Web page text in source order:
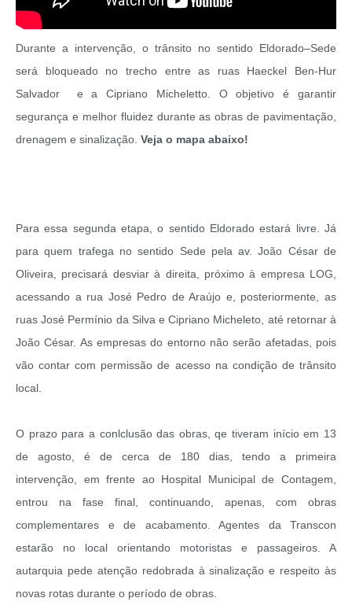
Durante a intervenção, o trânsito no sentido Eldorado–Sede
será bloqueado no trecho entre as ruas Haeckel Ben-Hur
Salvador e a Cipriano Micheletto. O objetivo é garantir
segurança e melhor fluidez durante as obras de pavimentação,
drenagem e sinalização. Veja o mapa abaixo!
Para essa segunda etapa, o sentido Eldorado estará livre. Já
para quem trafega no sentido Sede pela av. João César de
Oliveira, precisará desviar à direita, próximo à empresa LOG,
acessando a rua José Pedro de Araújo e, posteriormente, as
ruas José Permínio da Silva e Cipriano Micheleto, até retornar à
João César. As empresas do entorno não serão afetadas, pois
vão contar com permissão de acesso na condição de trânsito
local.
O prazo para a conlclusão das obras, qe tiveram início em 13
de agosto, é de cerca de 180 dias, tendo a primeira
intervenção, em frente ao Hospital Municipal de Contagem,
entrou na fase final, continuando, apenas, com obras
complementares e de acabamento. Agentes da Transcon
estarão no local orientando motoristas e passageiros. A
autarquia pede atenção redobrada à sinalização e respeito às
novas rotas durante o período de obras.